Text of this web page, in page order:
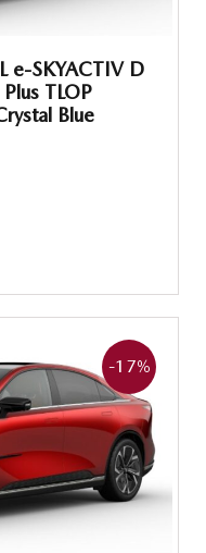
e-SKYACTIV D
TLOP
Blue
-17%